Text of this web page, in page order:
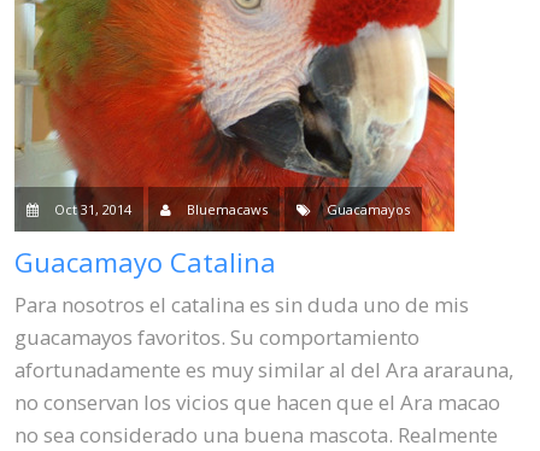
Oct 31, 2014 Bluemacaws Guacamayos
Guacamayo Catalina
Para nosotros el catalina es sin duda uno de mis
guacamayos favoritos. Su comportamiento
afortunadamente es muy similar al del Ara ararauna,
no conservan los vicios que hacen que el Ara macao
no sea considerado una buena mascota. Realmente